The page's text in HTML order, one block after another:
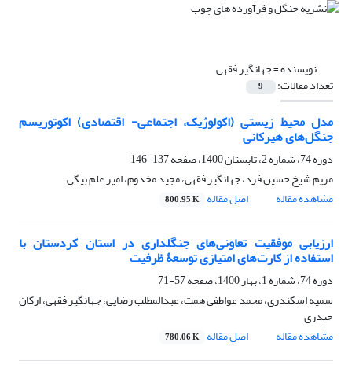
نویسنده =جهانگیر فقهی
تعداد مقالات: 9
مدل محیط زیستی (اکولوژیک، اجتماعی- اقتصادی) اکوتوریسم
جنگل‌های هیرکانی
دوره 74، شماره 2، تابستان 1400، صفحه
137-146
مریم شیخ حسین فرد، جهانگیر فقهی، مجید مخدوم، امیر علم بیگی
مشاهده مقاله
اصل مقاله 800.95 K
ارزیابی موفقیت تعاونی‌های جنگلداری در استان کردستان با
استفاده از کارت‌های امتیازی توسعۀ ظرفیت
دوره 74، شماره 1، بهار 1400، صفحه
57-71
سمیه اسکندری، محمد عواطفی همت، عبدالمطلب رضایی، جهانگیر فقهی، ارکان
حیدری
مشاهده مقاله
اصل مقاله 780.06 K